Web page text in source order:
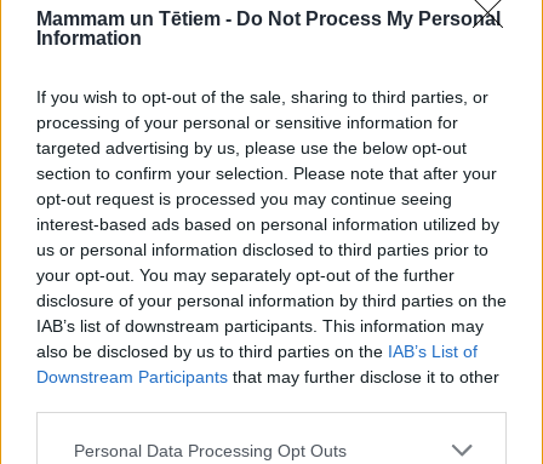
Mammam un Tētiem - Do Not Process My Personal
Information
If you wish to opt-out of the sale, sharing to third parties, or
processing of your personal or sensitive information for
targeted advertising by us, please use the below opt-out
section to confirm your selection. Please note that after your
opt-out request is processed you may continue seeing
interest-based ads based on personal information utilized by
us or personal information disclosed to third parties prior to
your opt-out. You may separately opt-out of the further
disclosure of your personal information by third parties on the
IAB’s list of downstream participants. This information may
also be disclosed by us to third parties on the IAB’s List of
Downstream Participants that may further disclose it to other
Personal Data Processing Opt Outs
AKTUALITĀTES
Latvijā apstiprināti vēl seši masalu saslimšanas gadījumi